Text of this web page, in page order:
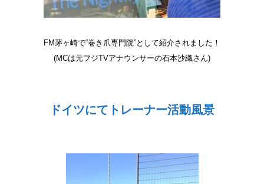
FM茅ヶ崎で“巻き爪専門院”として紹介されました！
(MCは元フジTVアナウンサーの石本沙織さん)
ドイツにてトレーナー活動風景